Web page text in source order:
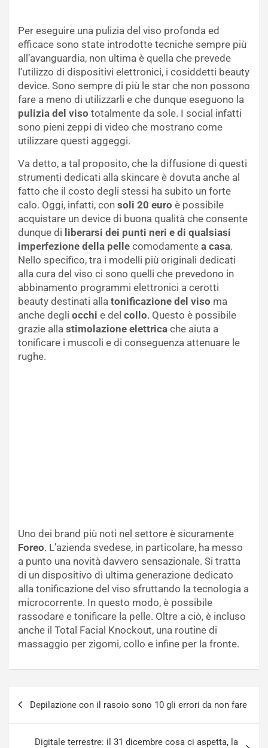
Per eseguire una pulizia del viso profonda ed
efficace sono state introdotte tecniche sempre più
all’avanguardia, non ultima è quella che prevede
l’utilizzo di dispositivi elettronici, i cosiddetti beauty
device. Sono sempre di più le star che non possono
fare a meno di utilizzarli e che dunque eseguono la
pulizia del viso totalmente da sole. I social infatti
sono pieni zeppi di video che mostrano come
utilizzare questi aggeggi.
Va detto, a tal proposito, che la diffusione di questi
strumenti dedicati alla skincare è dovuta anche al
fatto che il costo degli stessi ha subito un forte
calo. Oggi, infatti, con soli 20 euro è possibile
acquistare un device di buona qualità che consente
dunque di liberarsi dei punti neri e di qualsiasi
imperfezione della pelle comodamente a casa.
Nello specifico, tra i modelli più originali dedicati
alla cura del viso ci sono quelli che prevedono in
abbinamento programmi elettronici a cerotti
beauty destinati alla tonificazione del viso ma
anche degli occhi e del collo. Questo è possibile
grazie alla stimolazione elettrica che aiuta a
tonificare i muscoli e di conseguenza attenuare le
rughe.
Uno dei brand più noti nel settore è sicuramente
Foreo. L’azienda svedese, in particolare, ha messo
a punto una novità davvero sensazionale. Si tratta
di un dispositivo di ultima generazione dedicato
alla tonificazione del viso sfruttando la tecnologia a
microcorrente. In questo modo, è possibile
rassodare e tonificare la pelle. Oltre a ciò, è incluso
anche il Total Facial Knockout, una routine di
massaggio per zigomi, collo e infine per la fronte.
articoli
Depilazione con il rasoio sono 10 gli errori da non fare
Digitale terrestre: il 31 dicembre cosa ci aspetta, la